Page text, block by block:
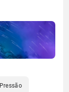
Pressão